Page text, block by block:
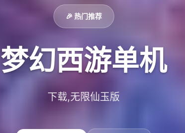
🎉 热门推荐
梦幻西游单机
下载,无限仙玉版